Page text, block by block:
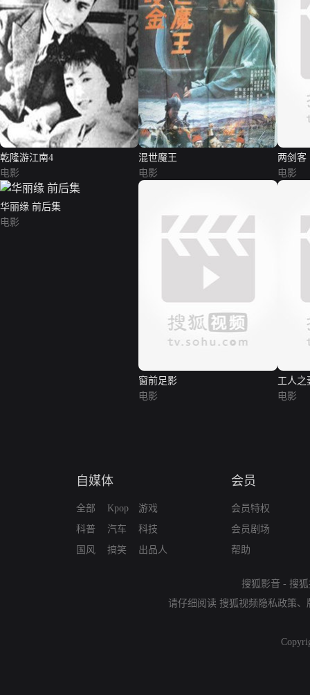
乾隆游江南4
电影
混世魔王
电影
两剑客
电影
华丽缘 前后集
电影
窗前足影
电影
工人之
电影
自媒体
全部
科普
国风
Kpop
汽车
搞笑
游戏
科技
出品人
会员
会员特权
会员剧场
帮助
搜狐影音 - 搜
请仔细阅读 搜狐视频隐私政策、